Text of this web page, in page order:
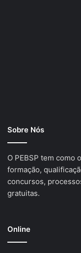
Sobre Nós
O PEBSP tem como
formação,
concursos,
gratuitas.
Online